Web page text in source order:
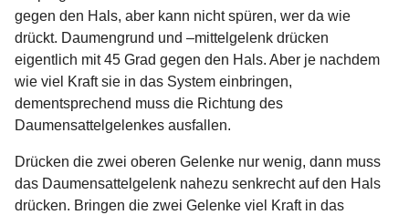
gegen den Hals, aber kann nicht spüren, wer da wie
drückt. Daumengrund und –mittelgelenk drücken
eigentlich mit 45 Grad gegen den Hals. Aber je nachdem
wie viel Kraft sie in das System einbringen,
dementsprechend muss die Richtung des
Daumensattelgelenkes ausfallen.
Drücken die zwei oberen Gelenke nur wenig, dann muss
das Daumensattelgelenk nahezu senkrecht auf den Hals
drücken. Bringen die zwei Gelenke viel Kraft in das